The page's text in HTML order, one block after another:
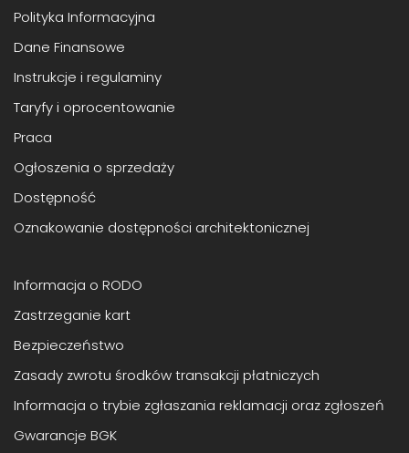
Polityka Informacyjna
Dane Finansowe
Instrukcje i regulaminy
Taryfy i oprocentowanie
Praca
Ogłoszenia o sprzedaży
Dostępność
Oznakowanie dostępności architektonicznej
Informacja o RODO
Zastrzeganie kart
Bezpieczeństwo
Zasady zwrotu środków transakcji płatniczych
Informacja o trybie zgłaszania reklamacji oraz zgłoszeń
Gwarancje BGK